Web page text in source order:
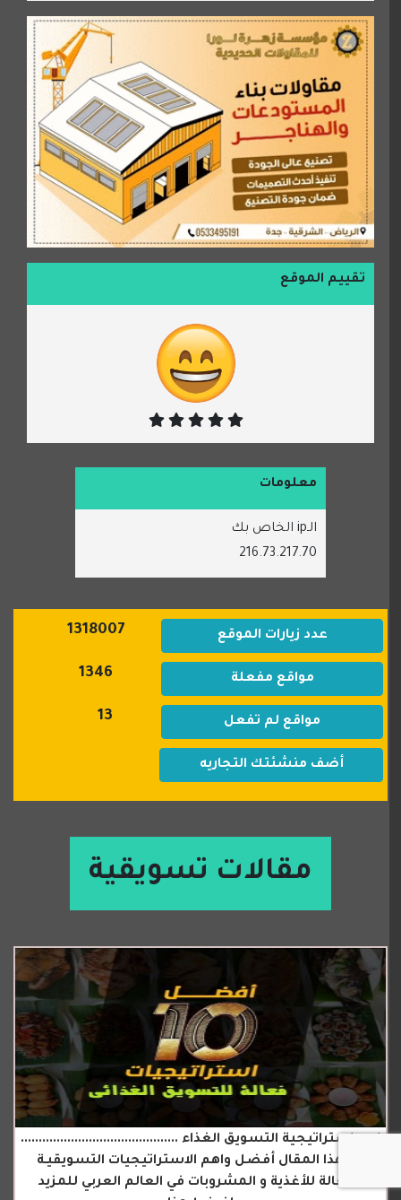
تقييم الموقع
معلومات
الـip الخاص بك
216.73.217.70
عدد زيارات الموقع 1318007
مواقع مفعلة 1346
مواقع لم تفعل 13
أضف منشئتك التجاريه
مقالات تسويقية
اهم استراتيجية التسويق الغذاء ............................................
في هذا المقال أفضل واهم الاستراتيجيات التسويقيـة
الفعالة للأغذية و المشروبات في العالم العربي للمزيد